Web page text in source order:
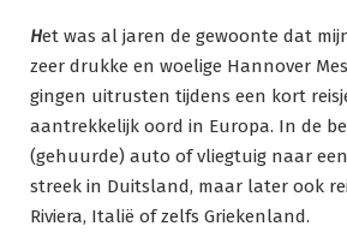
Het was al jaren de gewoonte dat
zeer drukke en woelige Hannover
gingen uitrusten tijdens een kort
aantrekkelijk oord in Europa. In de
(gehuurde) auto of vliegtuig naar
streek in Duitsland, maar later ook
Riviera, Italië of zelfs Griekenland.